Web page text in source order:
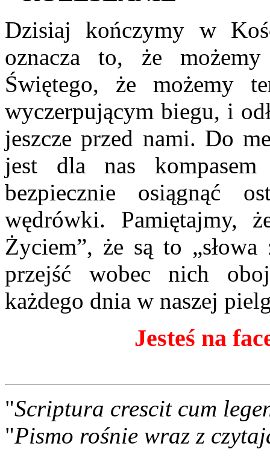
Dzisiaj kończymy w
oznacza to, że
Świętego, że możemy
wyczerpującym biegu, i
jeszcze przed nami. Do
jest dla nas
bezpiecznie osiągnąć
wędrówki. Pamiętajmy,
Życiem”, że są to
przejść wobec nich
każdego dnia w naszej
Jesteś na
"Scriptura crescit cum
"Pismo rośnie wraz z